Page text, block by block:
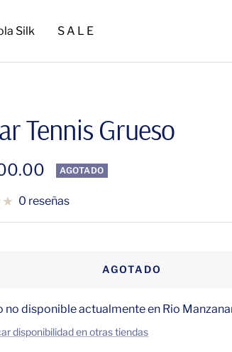
Silk S A L E
Tennis Grueso
AGOTADO
0 reseñas
AGOTADO
no disponible actualmente en Rio
disponibilidad en otras tiendas